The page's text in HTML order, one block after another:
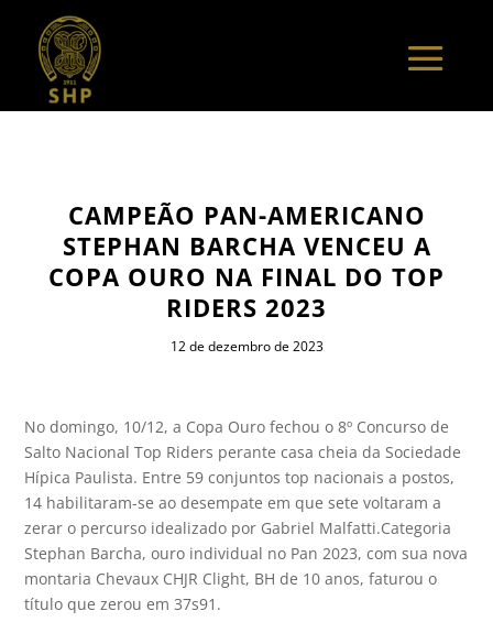
CAMPEÃO PAN-AMERICANO
STEPHAN BARCHA VENCEU A
COPA OURO NA FINAL DO TOP
RIDERS 2023
12 de dezembro de 2023
No domingo, 10/12, a Copa Ouro fechou o 8º Concurso de
Salto Nacional Top Riders perante casa cheia da Sociedade
Hípica Paulista. Entre 59 conjuntos top nacionais a postos,
14 habilitaram-se ao desempate em que sete voltaram a
zerar o percurso idealizado por Gabriel Malfatti.Categoria
Stephan Barcha, ouro individual no Pan 2023, com sua nova
montaria Chevaux CHJR Clight, BH de 10 anos, faturou o
título que zerou em 37s91.